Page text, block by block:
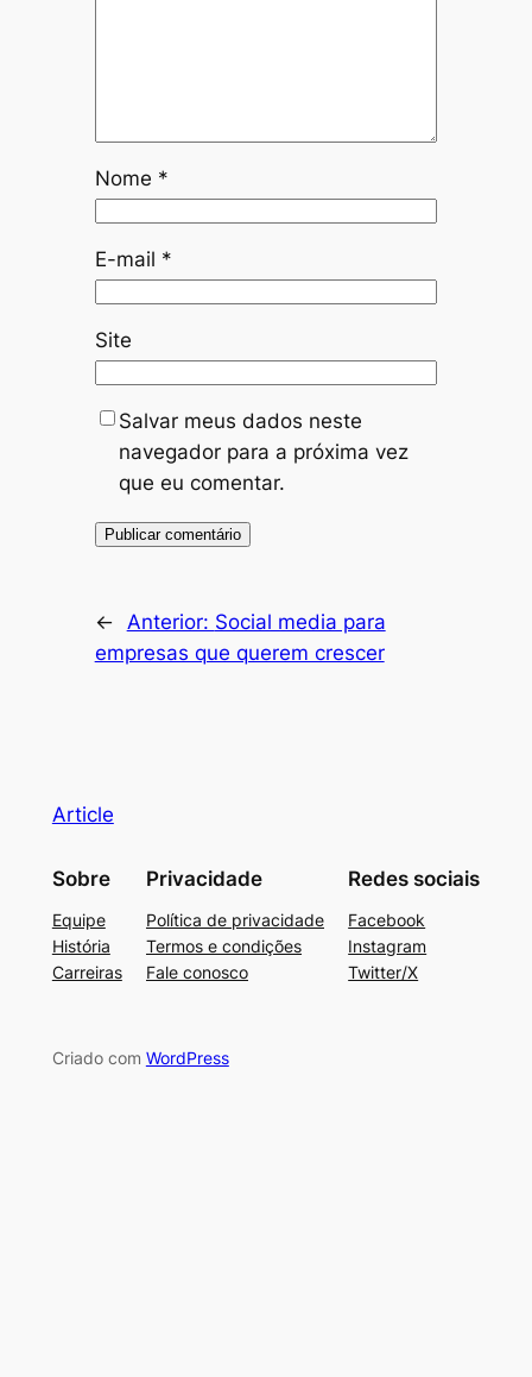
Nome *
E-mail *
Site
Salvar meus dados neste
navegador para a próxima vez
que eu comentar.
← Anterior: Social media para
empresas que querem crescer
Article
Sobre
Equipe
História
Carreiras
Privacidade
Política de privacidade
Termos e condições
Fale conosco
Redes sociais
Facebook
Instagram
Twitter/X
Criado com WordPress